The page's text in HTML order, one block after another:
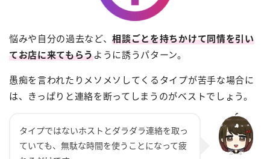
悩みや自分の過去など、相談ごとを持ちかけて同情を引い
てお店に来てもらうように誘うパターン。
愚痴を言われたりメソメソしてくるタイプが苦手な場合に
は、きっぱりと連絡を断ってしまうのがベストでしょう。
タイプではないホストとダラダラ連絡を取っ
ていても、無駄な時間を使うことになって疲